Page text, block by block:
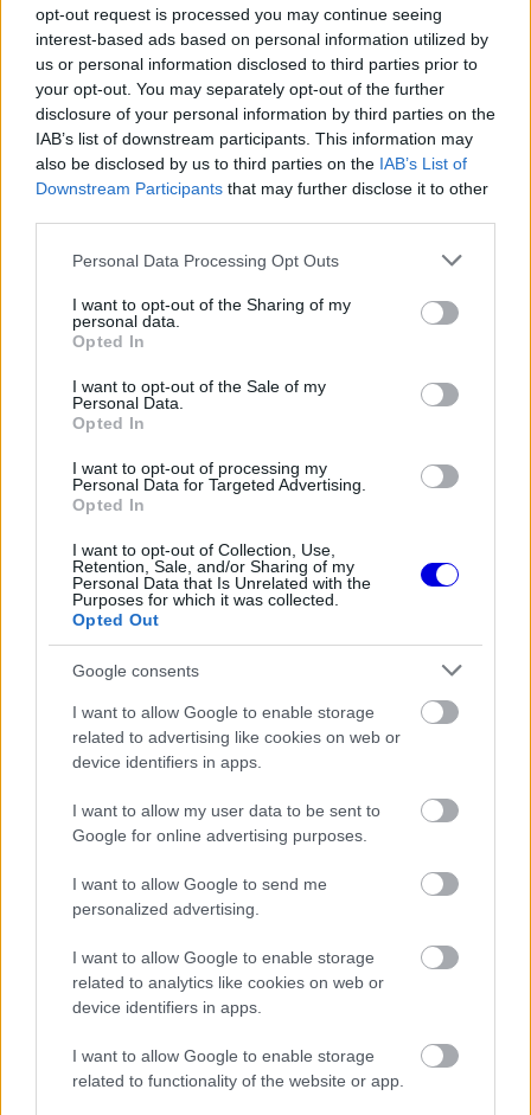
opt-out request is processed you may continue seeing
interest-based ads based on personal information utilized by
us or personal information disclosed to third parties prior to
your opt-out. You may separately opt-out of the further
disclosure of your personal information by third parties on the
IAB’s list of downstream participants. This information may
also be disclosed by us to third parties on the IAB’s List of
Downstream Participants that may further disclose it to other
Please note that this website/app uses one or more Google
not limited to your visit or usage behaviour. You may click to
grant or deny consent to Google and its third-party tags to
use your data for below specified purposes in below Google
consent section.
Personal Data Processing Opt Outs
I want to opt-out of the Sharing of my
personal data.
Opted In
I want to opt-out of the Sale of my
Personal Data.
Opted In
I want to opt-out of processing my
Personal Data for Targeted Advertising.
Opted In
I want to opt-out of Collection, Use,
Retention, Sale, and/or Sharing of my
Personal Data that Is Unrelated with the
Purposes for which it was collected.
Opted Out
Google consents
I want to allow Google to enable storage
related to advertising like cookies on web or
device identifiers in apps.
I want to allow my user data to be sent to
Google for online advertising purposes.
I want to allow Google to send me
personalized advertising.
I want to allow Google to enable storage
related to analytics like cookies on web or
device identifiers in apps.
I want to allow Google to enable storage
related to functionality of the website or app.
még egyetlen Ferrari pilótával sem fordult elő.
A bukás súlya a testbeszédéből is könnyedén
kiolvasható volt, miközben Sky Sports F1-nek tett
rövid megszólalása még tovább erősítette azt az
érzetet, hogy teljesen kimerült mentálisan.
Player
This
modal
window.
The media could not be loaded, either because
the server or network failed or because the format
A brit versenyző szinte végig egyszavas
válaszokkal kerülte a helyzet részletezését,
ugyanis nem akart kitérni arra a végső szektorbeli
hibára, amely megakadályozta a továbbjutást.
EZEKET IS AJÁNLJUK
Sainz visszatérne a Red Bullhoz,
ahol a győzelemért harcolhatna
FORMA-1
A saját protezsáltja állhat Max
Verstappen útjába a jövőben